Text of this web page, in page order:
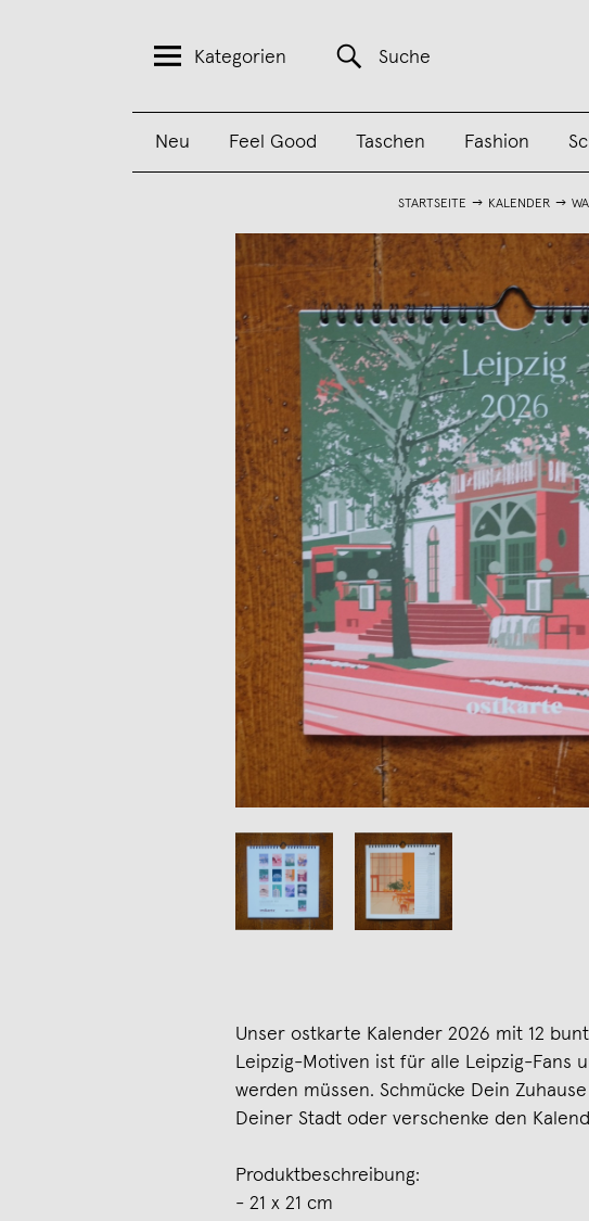
Kategorien Suche
Neu Feel Good Taschen Fashion
STARTSEITE KALENDER
Unser ostkarte Kalender 2026 mit 12
Leipzig-Motiven ist für alle Leipzig-Fans
werden müssen. Schmücke Dein
Deiner Stadt oder verschenke den
Produktbeschreibung:
- 21 x 21 cm